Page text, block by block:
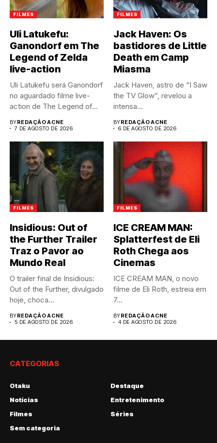
FILMES
Uli Latukefu:
Ganondorf em The
Legend of Zelda
live-action
Uli Latukefu será Ganondorf
no aguardado filme live-
action de The Legend of...
BYREDAÇÃO ACNE
7 DE AGOSTO DE 2026
FILMES
Jack Haven: Os
bastidores de Little
Death em Camp
Miasma
Jack Haven, astro de “I Saw
the TV Glow”, revelou a
intensa...
BYREDAÇÃO ACNE
6 DE AGOSTO DE 2026
FILMES
Insidious: Out of
the Further Trailer
Traz o Pavor ao
Mundo Real
O trailer final de Insidious:
Out of the Further, divulgado
hoje, choca...
BYREDAÇÃO ACNE
5 DE AGOSTO DE 2026
FILMES
ICE CREAM MAN:
Splatterfest de Eli
Roth Chega aos
Cinemas
ICE CREAM MAN, o novo
filme de Eli Roth, estreia em
7...
BYREDAÇÃO ACNE
4 DE AGOSTO DE 2026
CATEGORIAS
Otaku
Destaque
Notícias
Entretenimento
Filmes
Séries
Sem categoria